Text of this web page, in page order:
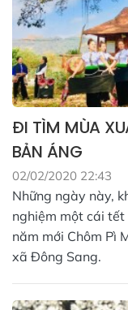
ĐI TÌM MÙA
BẢN ÁNG
02/02/2020 22:43
Những ngày này,
nghiệm một cái tết
năm mới Chôm Pì
xã Đông Sang.